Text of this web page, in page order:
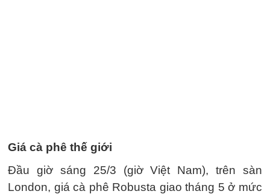
Giá cà phê thế giới
Đầu giờ sáng 25/3 (giờ Việt Nam), trên sàn
London, giá cà phê Robusta giao tháng 5 ở mức